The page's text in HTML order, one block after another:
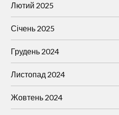
Лютий 2025
Січень 2025
Грудень 2024
Листопад 2024
Жовтень 2024